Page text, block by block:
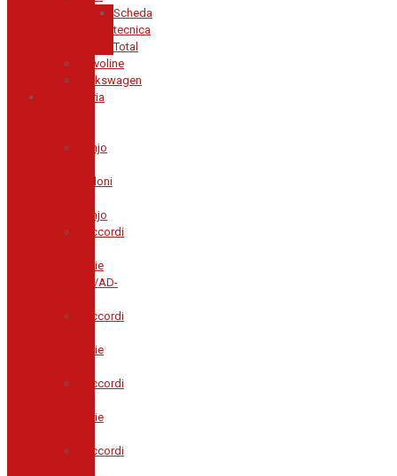
Scheda
tecnica
Total
Valvoline
Volkswagen
Raccorderia
Banjo
Bulloni
Banjo
Raccordi
Serie
AD/AD-
Raccordi
Serie
Raccordi
Serie
Raccordi